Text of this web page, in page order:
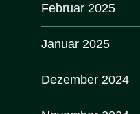
Februar 2025
Januar 2025
Dezember 2024